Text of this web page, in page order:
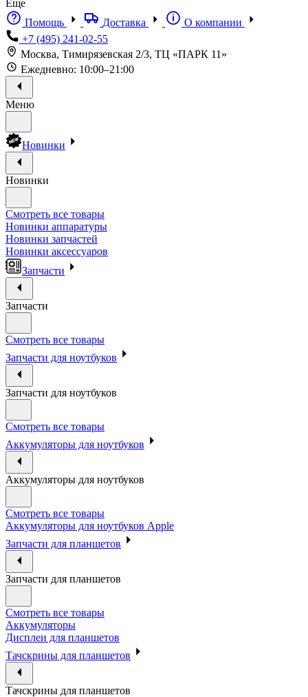
Еще
Помощь
Доставка
О компании
+7 (495) 241-02-55
Москва, Тимирязевская 2/3, ТЦ «ПАРК 11»
Ежедневно: 10:00–21:00
Меню
Новинки
Новинки
Смотреть все товары
Новинки аппаратуры
Новинки запчастей
Новинки аксессуаров
Запчасти
Запчасти
Смотреть все товары
Запчасти для ноутбуков
Запчасти для ноутбуков
Смотреть все товары
Аккумуляторы для ноутбуков
Аккумуляторы для ноутбуков
Смотреть все товары
Аккумуляторы для ноутбуков Apple
Запчасти для планшетов
Запчасти для планшетов
Смотреть все товары
Аккумуляторы
Дисплеи для планшетов
Тачскрины для планшетов
Тачскрины для планшетов